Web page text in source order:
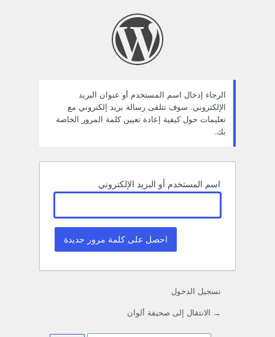
الرجاء إدخال اسم المستخدم أو عنوان البريد
الإلكتروني. سوف تتلقى رسالة بريد إلكتروني مع
تعليمات حول كيفية إعادة تعيين كلمة المرور الخاصة
بك.
اسم المستخدم أو البريد الإلكتروني
تسجيل الدخول
→ الانتقال إلى صحيفة ألوان